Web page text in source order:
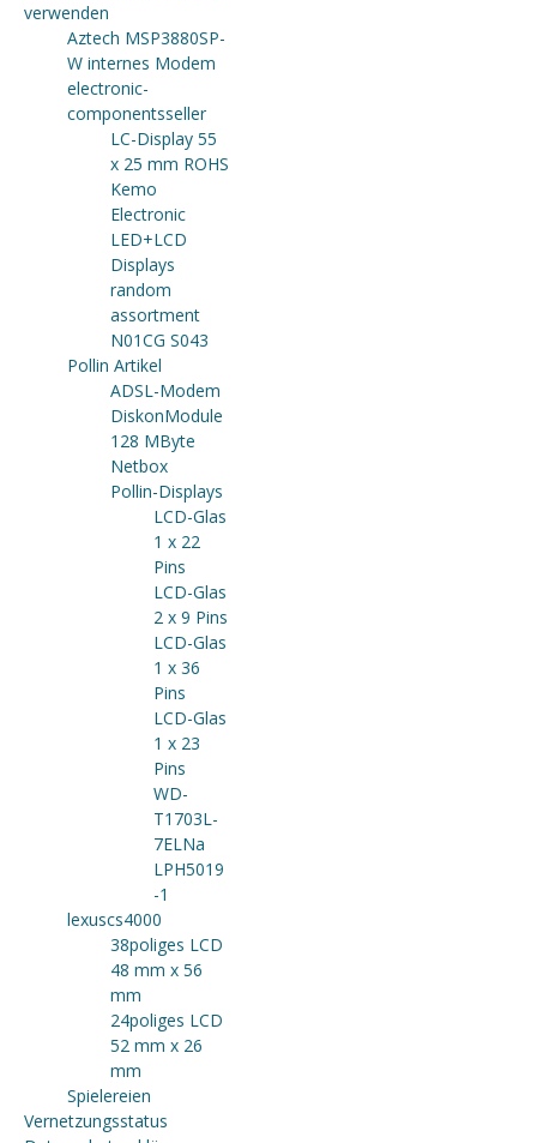
verwenden
Aztech MSP3880SP-
W internes Modem
electronic-
componentsseller
LC-Display 55
x 25 mm ROHS
Kemo
Electronic
LED+LCD
Displays
random
assortment
N01CG S043
Pollin Artikel
ADSL-Modem
DiskonModule
128 MByte
Netbox
Pollin-Displays
LCD-Glas
1 x 22
Pins
LCD-Glas
2 x 9 Pins
LCD-Glas
1 x 36
Pins
LCD-Glas
1 x 23
Pins
WD-
T1703L-
7ELNa
LPH5019
-1
lexuscs4000
38poliges LCD
48 mm x 56
mm
24poliges LCD
52 mm x 26
mm
Spielereien
Vernetzungsstatus